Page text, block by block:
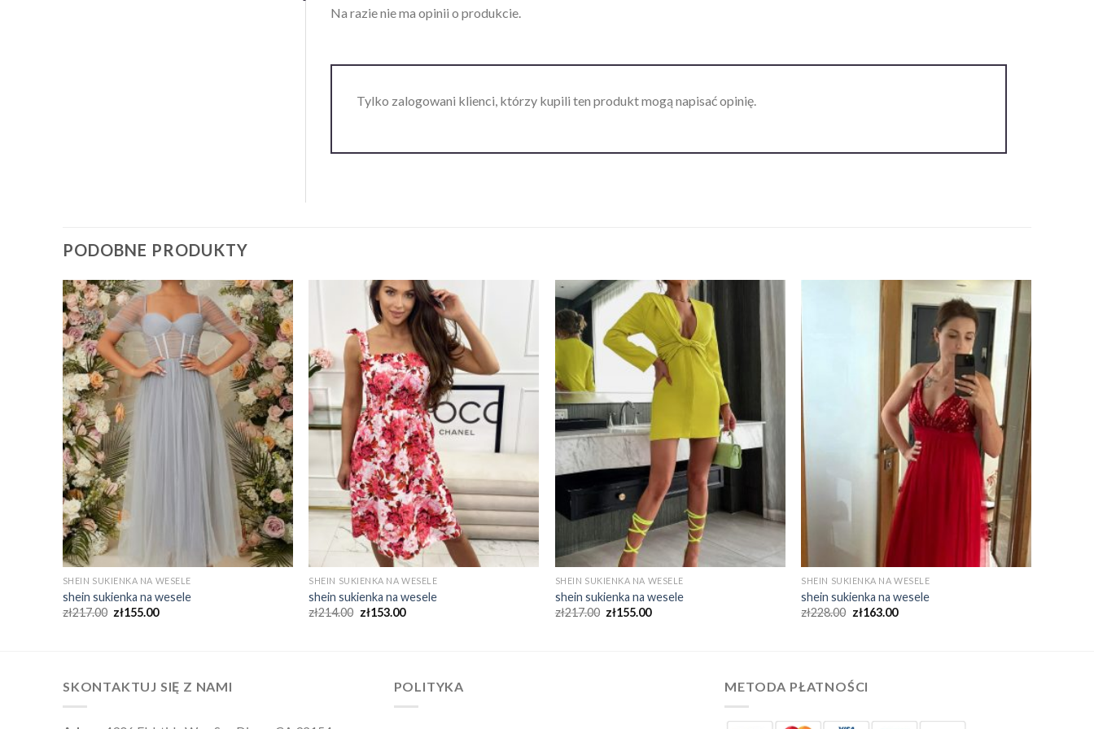
Na razie nie ma opinii o produkcie.
Tylko zalogowani klienci, którzy kupili ten produkt mogą napisać opinię.
PODOBNE PRODUKTY
SHEIN SUKIENKA NA WESELE
shein sukienka na wesele
zł217.00 zł155.00
SHEIN SUKIENKA NA WESELE
shein sukienka na wesele
zł214.00 zł153.00
SHEIN SUKIENKA NA WESELE
shein sukienka na wesele
zł217.00 zł155.00
SHEIN SUKIENKA NA WESELE
shein sukienka na wesele
zł228.00 zł163.00
SKONTAKTUJ SIĘ Z NAMI POLITYKA METODA PŁATNOŚCI